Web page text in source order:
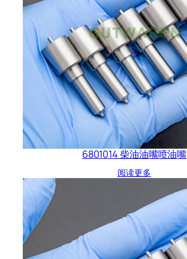
6801014 柴油油嘴喷油嘴
阅读更多